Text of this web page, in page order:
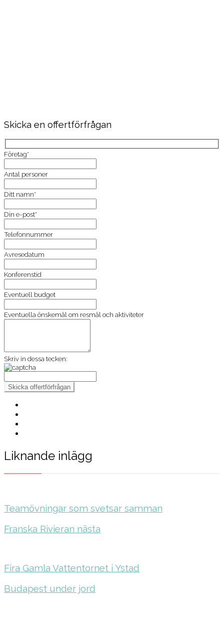
Skicka en offertförfrågan
Företag*
Antal personer
Ditt namn*
Din e-post*
Telefonnummer
Avresedatum
Konferenstid
Eventuell budget
Eventuella önskemål om resmål och aktiviteter
Skriv in dessa tecken:
Liknande inlägg
Teamövningar som svetsar samman
Franska Rivieran nästa
Fira Gamla Vattentornet i Ystad
Budapest under jord